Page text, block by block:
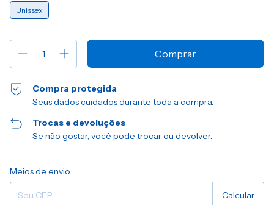
Unissex
Compra protegida
Seus dados cuidados durante toda a compra.
Trocas e devoluções
Se não gostar, você pode trocar ou devolver.
Entregas para o CEP:
Meios de envio
Calcular